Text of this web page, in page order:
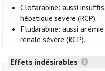
Clofarabine: aussi
hépatique sévère (RCP).
Fludarabine: aussi
rénale sévère (RCP).
Effets indésirables